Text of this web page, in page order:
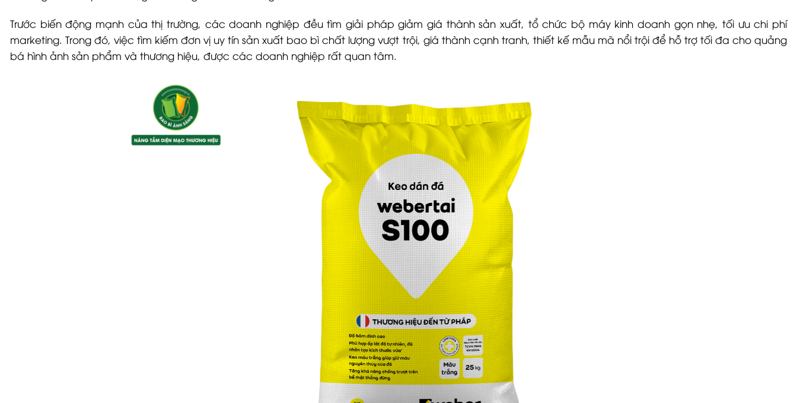
Trước biến động mạnh của thị trường, các doanh nghiệp đều tìm giải pháp giảm giá thành sản xuất, tổ chức bộ máy kinh doanh gọn nhẹ, tối ưu chi phí
marketing. Trong đó, việc tìm kiếm đơn vị uy tín sản xuất bao bì chất lượng vượt trội, giá thành cạnh tranh, thiết kế mẫu mã nổi trội để hỗ trợ tối đa cho quảng
bá hình ảnh sản phẩm và thương hiệu, được các doanh nghiệp rất quan tâm.